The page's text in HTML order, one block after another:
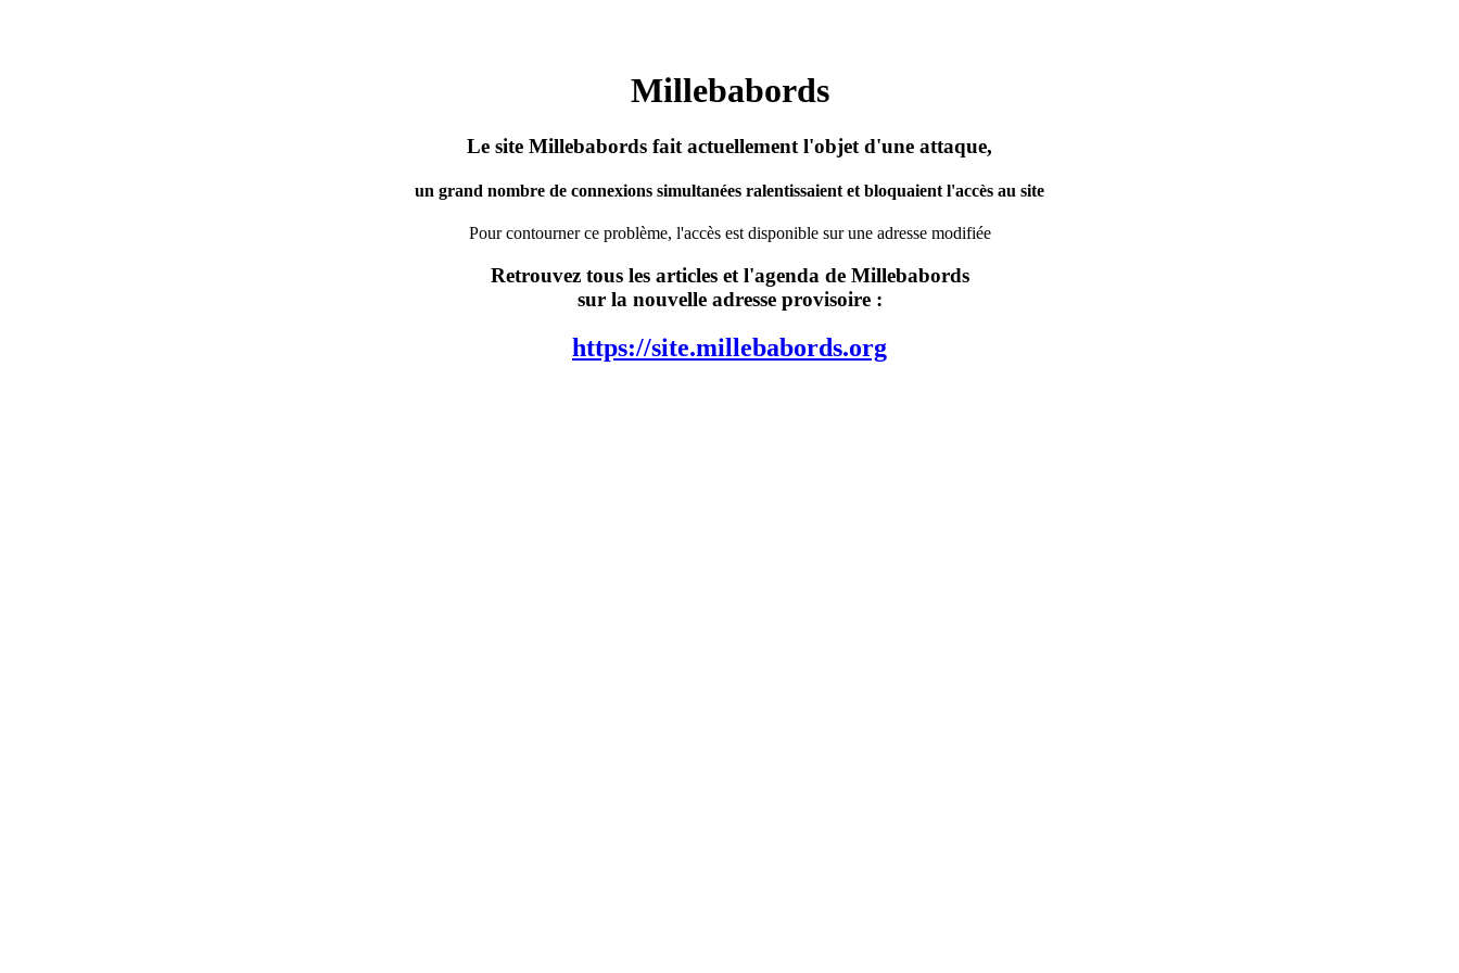
Millebabords
Le site Millebabords fait actuellement l'objet d'une attaque,
un grand nombre de connexions simultanées ralentissaient et bloquaient l'accès au site
Pour contourner ce problème, l'accès est disponible sur une adresse modifiée
Retrouvez tous les articles et l'agenda de Millebabords
sur la nouvelle adresse provisoire :
https://site.millebabords.org